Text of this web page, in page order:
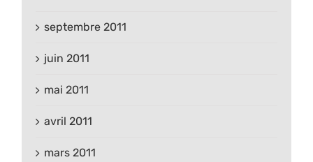
septembre 2011
juin 2011
mai 2011
avril 2011
mars 2011